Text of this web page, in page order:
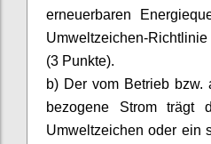
erneuerbaren
Umweltzeichen-
(3 Punkte).
b) Der vom Betrieb bzw.
bezogene Strom trägt
Umweltzeichen oder ein